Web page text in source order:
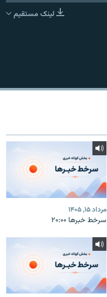
لینک مستقیم
مرداد ۱۵, ۱۴۰۵
سرخط خبرها ۲۰:۰۰